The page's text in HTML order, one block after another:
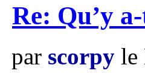
Re: Qu’y
par scorpy le